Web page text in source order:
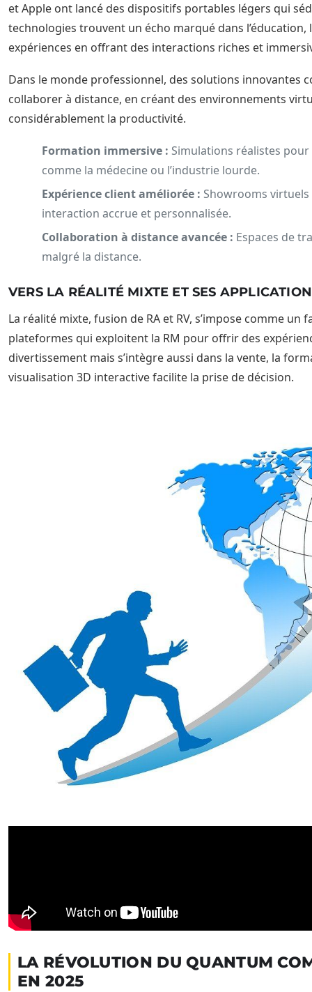
et Apple ont lancé des dispositifs portables légers qui
technologies trouvent un écho marqué dans
expériences en offrant des interactions riches et
Dans le monde professionnel, des solutions innovantes
collaborer à distance, en créant des environnements
considérablement la productivité.
Formation immersive : Simulations réalistes
comme la médecine ou l’industrie lourde.
Expérience client améliorée : Showrooms
interaction accrue et personnalisée.
Collaboration à distance avancée : Espaces de
malgré la distance.
VERS LA RÉALITÉ MIXTE ET SES
La réalité mixte, fusion de RA et RV, s’impose comme
plateformes qui exploitent la RM pour offrir des
divertissement mais s’intègre aussi dans la vente, la
visualisation 3D interactive facilite la prise de décision.
LA RÉVOLUTION DU QUANTUM
EN 2025